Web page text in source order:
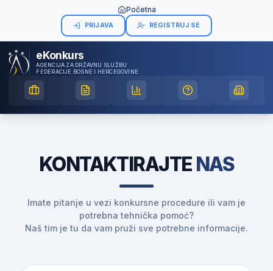
Početna
PRIJAVA REGISTRUJ SE
eKonkurs
AGENCIJA ZA DRŽAVNU SLUŽBU
FEDERACIJE BOSNE I HERCEGOVINE
KONTAKTIRAJTE NAS
Imate pitanje u vezi konkursne procedure ili vam je
potrebna tehnička pomoć?
Naš tim je tu da vam pruži sve potrebne informacije.